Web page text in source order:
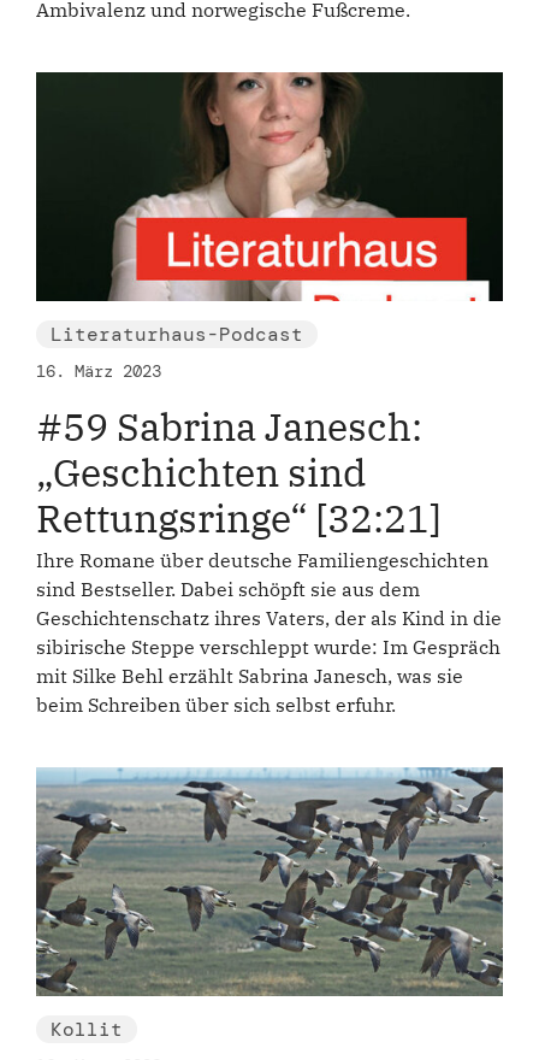
Ambivalenz und norwegische Fußcreme.
Literaturhaus-Podcast
16. März 2023
#59 Sabrina Janesch:
„Geschichten sind
Rettungsringe“ [32:21]
Ihre Romane über deutsche Familiengeschichten
sind Bestseller. Dabei schöpft sie aus dem
Geschichtenschatz ihres Vaters, der als Kind in die
sibirische Steppe verschleppt wurde: Im Gespräch
mit Silke Behl erzählt Sabrina Janesch, was sie
beim Schreiben über sich selbst erfuhr.
Kollit